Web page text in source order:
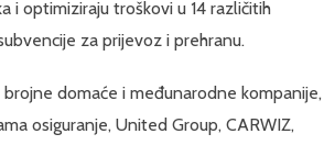
i optimiziraju troškovi u 14 različitih
za prijevoz i prehranu.
domaće i međunarodne kompanije,
osiguranje, United Group, CARWIZ,